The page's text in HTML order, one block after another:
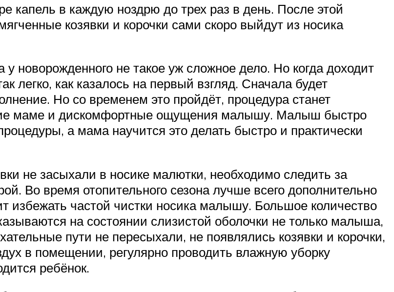
капель в каждую ноздрю до трех раз в день. После этой
козявки и корочки сами скоро выйдут из носика
у новорожденного не такое уж сложное дело. Но когда доходит
легко, как казалось на первый взгляд. Сначала будет
Но со временем это пройдёт, процедура станет
маме и дискомфортные ощущения малышу. Малыш быстро
а мама научится это делать быстро и практически
не засыхали в носике малютки, необходимо следить за
Во время отопительного сезона лучше всего дополнительно
избежать частой чистки носика малышу. Большое количество
на состоянии слизистой оболочки не только малыша,
пути не пересыхали, не появлялись козявки и корочки,
в помещении, регулярно проводить влажную уборку
ребёнок.